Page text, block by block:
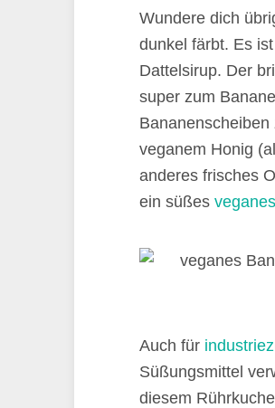
Wundere dich
dunkel färbt. Es
Dattelsirup. Der
super zum
veganem Honig
anderes frisches
ein süßes
Auch für
Süßungsmittel
diesem